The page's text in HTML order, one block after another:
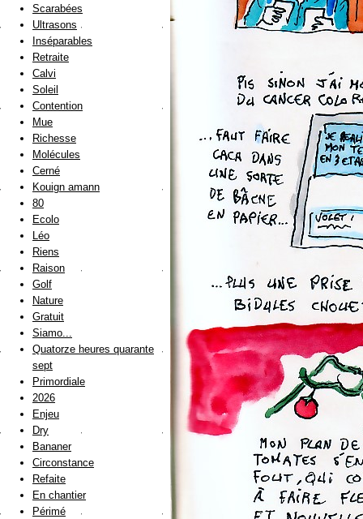
Scarabées
Ultrasons
Inséparables
Retraite
Calvi
Soleil
Contention
Mue
Richesse
Molécules
Cerné
Kouign amann
80
Ecolo
Léo
Riens
Raison
Golf
Nature
Gratuit
Siamo...
Quatorze heures quarante
sept
Primordiale
2026
Enjeu
Dry
Bananer
Circonstance
Refaite
En chantier
Périmé